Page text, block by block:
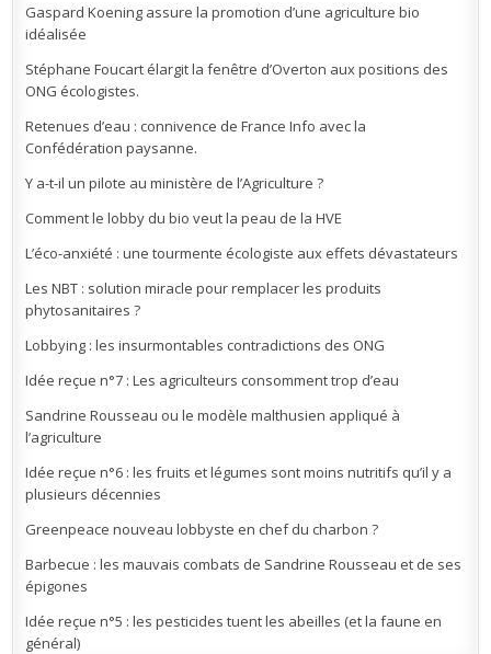
Gaspard Koening assure la promotion d’une agriculture bio
idéalisée
Stéphane Foucart élargit la fenêtre d’Overton aux positions des
ONG écologistes.
Retenues d’eau : connivence de France Info avec la
Confédération paysanne.
Y a-t-il un pilote au ministère de l’Agriculture ?
Comment le lobby du bio veut la peau de la HVE
L’éco-anxiété : une tourmente écologiste aux effets dévastateurs
Les NBT : solution miracle pour remplacer les produits
phytosanitaires ?
Lobbying : les insurmontables contradictions des ONG
Idée reçue n°7 : Les agriculteurs consomment trop d’eau
Sandrine Rousseau ou le modèle malthusien appliqué à
l’agriculture
Idée reçue n°6 : les fruits et légumes sont moins nutritifs qu’il y a
plusieurs décennies
Greenpeace nouveau lobbyste en chef du charbon ?
Barbecue : les mauvais combats de Sandrine Rousseau et de ses
épigones
Idée reçue n°5 : les pesticides tuent les abeilles (et la faune en
général)